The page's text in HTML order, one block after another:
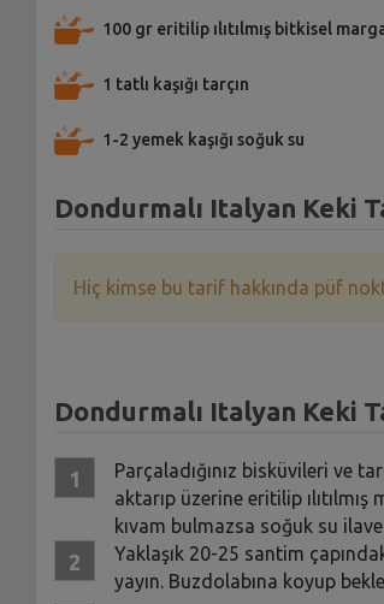
100 gr eritilip ılıtılmış bitkisel
1 tatlı kaşığı tarçın
1-2 yemek kaşığı soğuk su
Dondurmalı Italyan Keki
Hiç kimse bu tarif hakkında püf
Dondurmalı Italyan Keki
Parçaladığınız bisküvileri ve
aktarıp üzerine eritilip
kıvam bulmazsa soğuk su
Yaklaşık 20-25 santim
yayın. Buzdolabına koyup